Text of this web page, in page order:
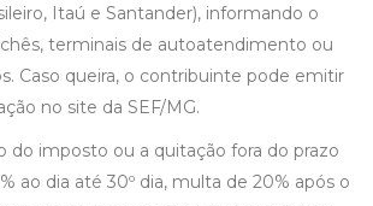
Itaú e Santander), informando o
terminais de autoatendimento ou
Caso queira, o contribuinte pode emitir
no site da SEF/MG.
do imposto ou a quitação fora do prazo
ao dia até 30º dia, multa de 20% após o